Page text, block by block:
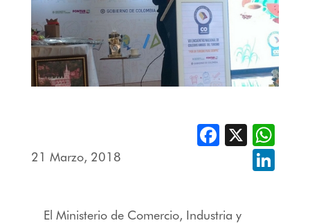
21 Marzo, 2018
Facebook
X
El Ministerio de Comercio, Industria y